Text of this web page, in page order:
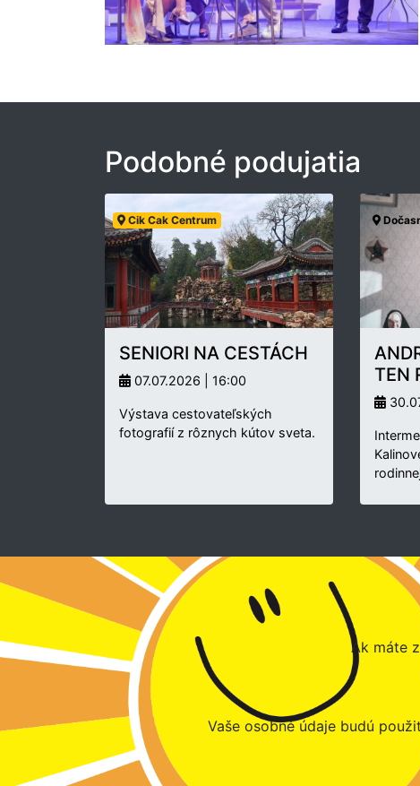
Podobné podujatia
Cik Cak Centrum
SENIORI NA CESTÁCH
07.07.2026 | 16:00
Výstava cestovateľských
fotografií z rôznych kútov sveta.
TEN
Ak máte
Vaše osobné údaje budú